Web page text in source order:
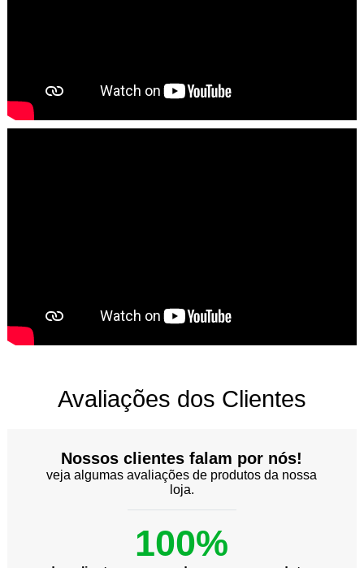
Avaliações dos Clientes
Nossos clientes falam por nós!
veja algumas avaliações de produtos da nossa
loja.
100%